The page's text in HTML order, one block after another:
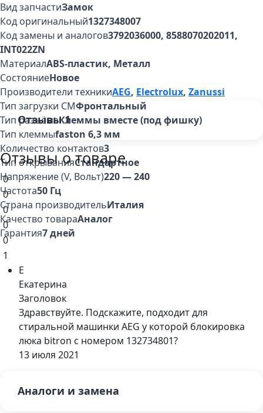
Вид запчастиЗамок
Код оригинальный1327348007
Код замены и аналогов3792036000, 8588070202011,
INT022ZN
МатериалABS-пластик, Металл
СостояниеНовое
Производители техникиAEG, Electrolux, Zanussi
Тип загрузки СМФронтальный
Тип разъёмаКлеммы вместе (под фишку)
Тип клеммыfaston 6,3 мм
Количество контактов3
Тип открыванияСтандартное
Напряжение (V, Вольт)220 — 240
Частота50 Гц
Страна производительИталия
Качество товараАналог
Гарантия7 дней
Отзывы1
Отзывы о товаре
0
0
0
0
0
1
Е
Екатерина
Заголовок
Здравствуйте. Подскажите, подходит для
стиральной машинки AEG у которой блокировка
люка bitron с номером 132734801?
13 июля 2021
Аналоги и замена